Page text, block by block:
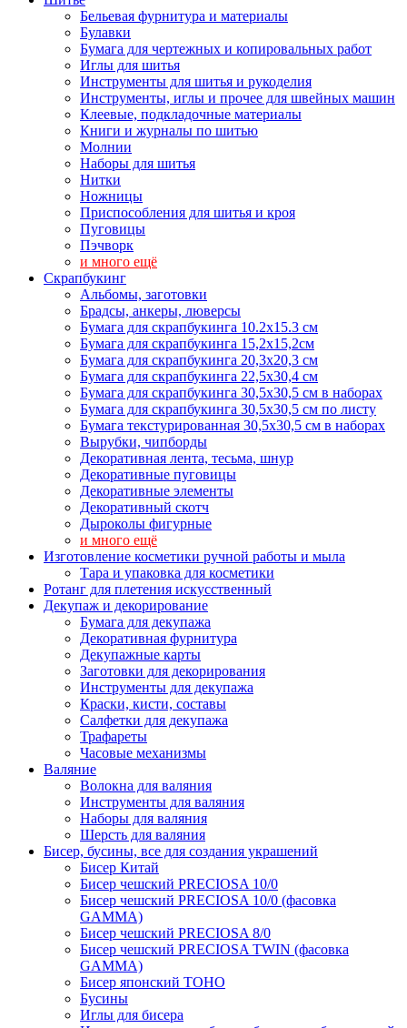
Бельевая фурнитура и материалы
Булавки
Бумага для чертежных и копировальных работ
Иглы для шитья
Инструменты для шитья и рукоделия
Инструменты, иглы и прочее для швейных машин
Клеевые, подкладочные материалы
Книги и журналы по шитью
Молнии
Наборы для шитья
Нитки
Ножницы
Приспособления для шитья и кроя
Пуговицы
Пэчворк
и много ещё
Скрапбукинг
Альбомы, заготовки
Брадсы, анкеры, люверсы
Бумага для скрапбукинга 10.2х15.3 см
Бумага для скрапбукинга 15,2х15,2см
Бумага для скрапбукинга 20,3х20,3 см
Бумага для скрапбукинга 22,5х30,4 см
Бумага для скрапбукинга 30,5х30,5 см в наборах
Бумага для скрапбукинга 30,5х30,5 см по листу
Бумага текстурированная 30,5х30,5 см в наборах
Вырубки, чипборды
Декоративная лента, тесьма, шнур
Декоративные пуговицы
Декоративные элементы
Декоративный скотч
Дыроколы фигурные
и много ещё
Изготовление косметики ручной работы и мыла
Тара и упаковка для косметики
Ротанг для плетения искусственный
Декупаж и декорирование
Бумага для декупажа
Декоративная фурнитура
Декупажные карты
Заготовки для декорирования
Инструменты для декупажа
Краски, кисти, составы
Салфетки для декупажа
Трафареты
Часовые механизмы
Валяние
Волокна для валяния
Инструменты для валяния
Наборы для валяния
Шерсть для валяния
Бисер, бусины, все для создания украшений
Бисер Китай
Бисер чешский PRECIOSA 10/0
Бисер чешский PRECIOSA 10/0 (фасовка
GAMMA)
Бисер чешский PRECIOSA 8/0
Бисер чешский PRECIOSA TWIN (фасовка
GAMMA)
Бисер японский TOHO
Бусины
Иглы для бисера